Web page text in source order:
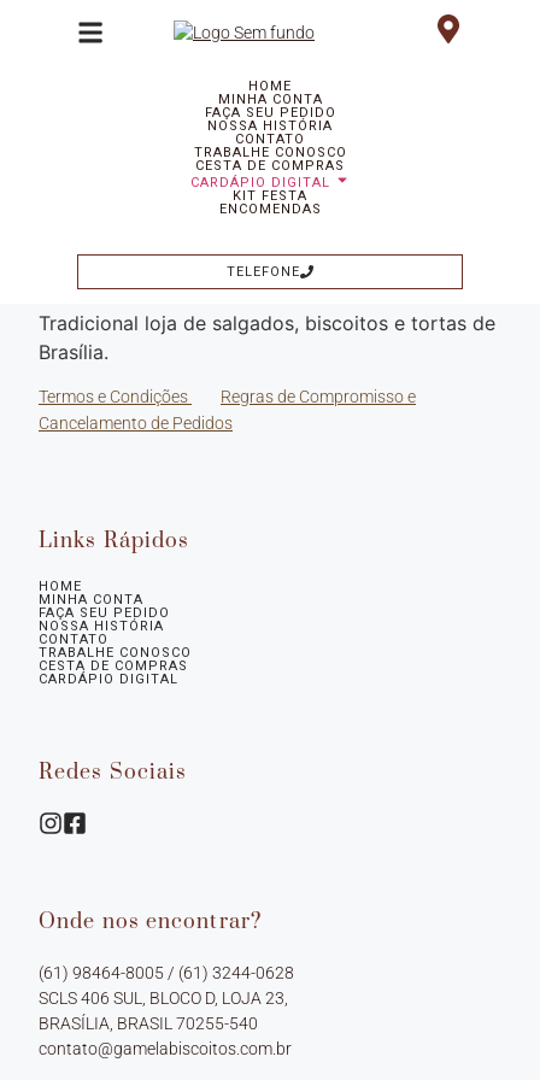
HOME
MINHA CONTA
FAÇA SEU PEDIDO
NOSSA HISTÓRIA
CONTATO
TRABALHE CONOSCO
CESTA DE COMPRAS
CARDÁPIO DIGITAL
KIT FESTA
ENCOMENDAS
TELEFONE
Folhados Tortas Doces
Doces Biscoitos
Tradicional loja de salgados, biscoitos e tortas de
Brasília.
Termos e Condições
Regras de Compromisso e
Cancelamento de Pedidos
Links Rápidos
HOME
MINHA CONTA
FAÇA SEU PEDIDO
NOSSA HISTÓRIA
CONTATO
TRABALHE CONOSCO
CESTA DE COMPRAS
CARDÁPIO DIGITAL
Redes Sociais
Onde nos encontrar?
(61) 98464-8005 / (61) 3244-0628
SCLS 406 SUL, BLOCO D, LOJA 23,
BRASÍLIA, BRASIL 70255-540